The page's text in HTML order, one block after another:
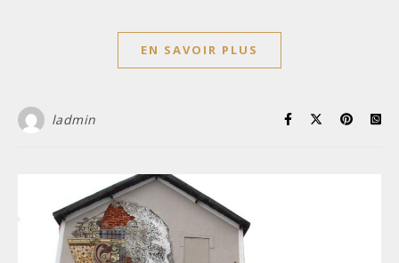
EN SAVOIR PLUS
ladmin